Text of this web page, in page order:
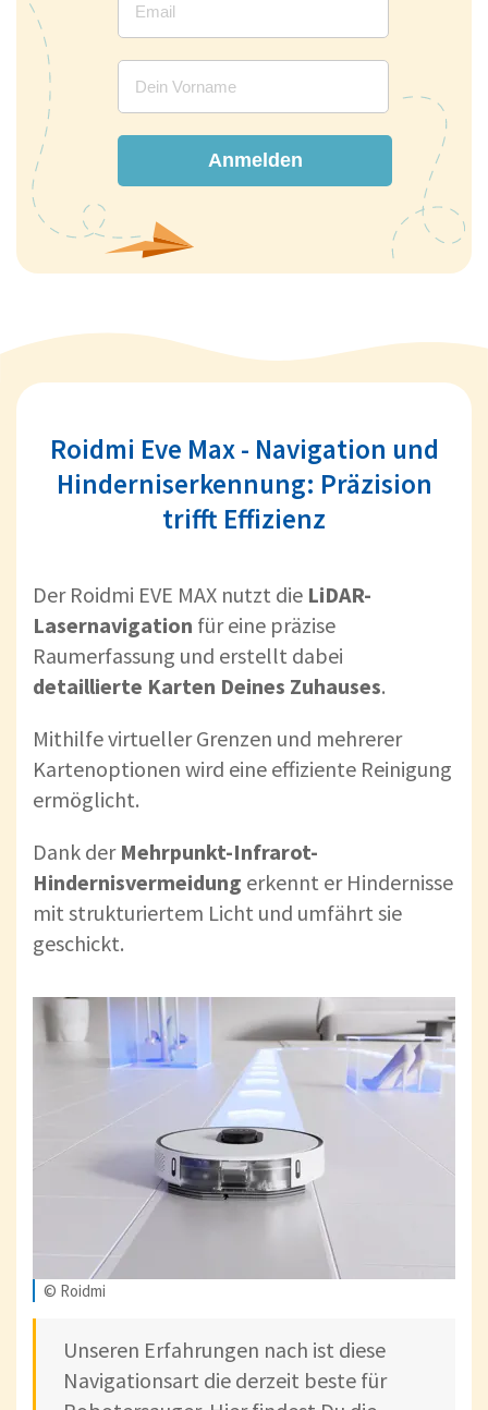
Anmelden
Roidmi Eve Max - Navigation und
Hinderniserkennung: Präzision
trifft Effizienz
Der Roidmi EVE MAX nutzt die LiDAR-
Lasernavigation für eine präzise
Raumerfassung und erstellt dabei
detaillierte Karten Deines Zuhauses.
Mithilfe virtueller Grenzen und mehrerer
Kartenoptionen wird eine effiziente Reinigung
ermöglicht.
Dank der Mehrpunkt-Infrarot-
Hindernisvermeidung erkennt er Hindernisse
mit strukturiertem Licht und umfährt sie
geschickt.
© Roidmi
Unseren Erfahrungen nach ist diese
Navigationsart die derzeit beste für